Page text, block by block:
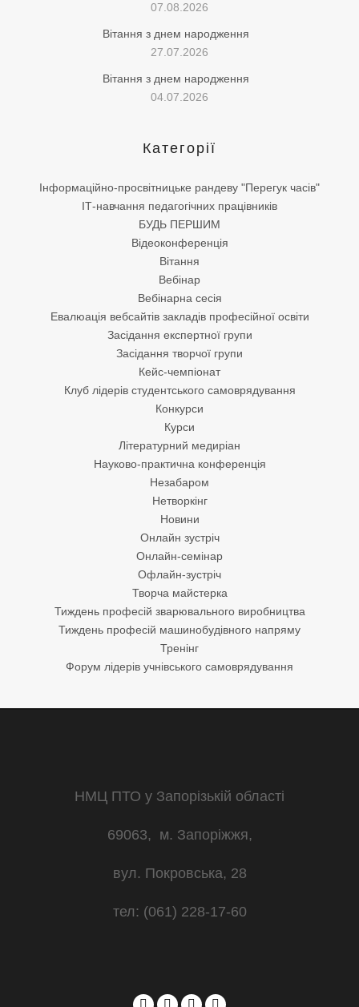
07.08.2026
Вітання з днем народження
27.07.2026
Вітання з днем народження
04.07.2026
Категорії
Інформаційно-просвітницьке рандеву "Перегук часів"
ІТ-навчання педагогічних працівників
БУДЬ ПЕРШИМ
Відеоконференція
Вітання
Вебінар
Вебінарна сесія
Евалюація вебсайтів закладів професійної освіти
Засідання експертної групи
Засідання творчої групи
Кейс-чемпіонат
Клуб лідерів студентського самоврядування
Конкурси
Курси
Літературний медиріан
Науково-практична конференція
Незабаром
Нетворкінг
Новини
Онлайн зустріч
Онлайн-семінар
Офлайн-зустріч
Творча майстерка
Тиждень професій зварювального виробництва
Тиждень професій машинобудівного напряму
Тренінг
Форум лідерів учнівського самоврядування
НМЦ ПТО у Запорізькій області
69063, м. Запоріжжя,
вул. Покровська, 28
тел: (061) 228-17-60